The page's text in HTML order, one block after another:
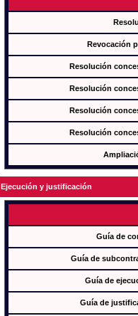
Revocación
Resolución
Resolución
Resolución
Resolución
Ejecución y justificación
Guía de
Guía de
Guía de
Guía de